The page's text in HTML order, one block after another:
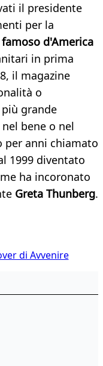
il presidente
per la
d'America
in prima
il magazine
o
grande
bene o nel
per anni chiamato
1999 diventato
ha incoronato
Greta Thunberg.
di Avvenire